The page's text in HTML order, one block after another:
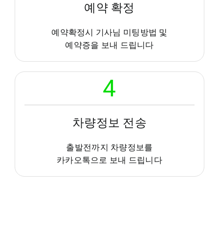
예약 확정
예약확정시 기사님 미팅방법 및
예약증을 보내 드립니다
4
차량정보 전송
출발전까지 차량정보를
카카오톡으로 보내 드립니다